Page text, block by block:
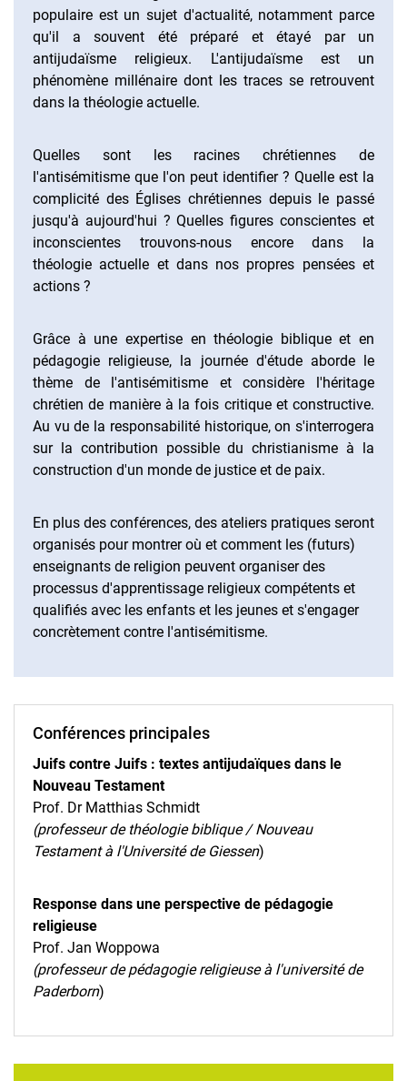
populaire est un sujet d'actualité, notamment parce
qu'il a souvent été préparé et étayé par un
antijudaïsme religieux. L'antijudaïsme est un
phénomène millénaire dont les traces se retrouvent
dans la théologie actuelle.
Quelles sont les racines chrétiennes de
l'antisémitisme que l'on peut identifier ? Quelle est la
complicité des Églises chrétiennes depuis le passé
jusqu'à aujourd'hui ? Quelles figures conscientes et
inconscientes trouvons-nous encore dans la
théologie actuelle et dans nos propres pensées et
actions ?
Grâce à une expertise en théologie biblique et en
pédagogie religieuse, la journée d'étude aborde le
thème de l'antisémitisme et considère l'héritage
chrétien de manière à la fois critique et constructive.
Au vu de la responsabilité historique, on s'interrogera
sur la contribution possible du christianisme à la
construction d'un monde de justice et de paix.
En plus des conférences, des ateliers pratiques seront
organisés pour montrer où et comment les (futurs)
enseignants de religion peuvent organiser des
processus d'apprentissage religieux compétents et
qualifiés avec les enfants et les jeunes et s'engager
concrètement contre l'antisémitisme.
Conférences principales
Juifs contre Juifs : textes antijudaïques dans le
Nouveau Testament
Prof. Dr Matthias Schmidt
(professeur de théologie biblique / Nouveau
Testament à l'Université de Giessen)
Response dans une perspective de pédagogie
religieuse
Prof. Jan Woppowa
(professeur de pédagogie religieuse à l'université de
Paderborn)